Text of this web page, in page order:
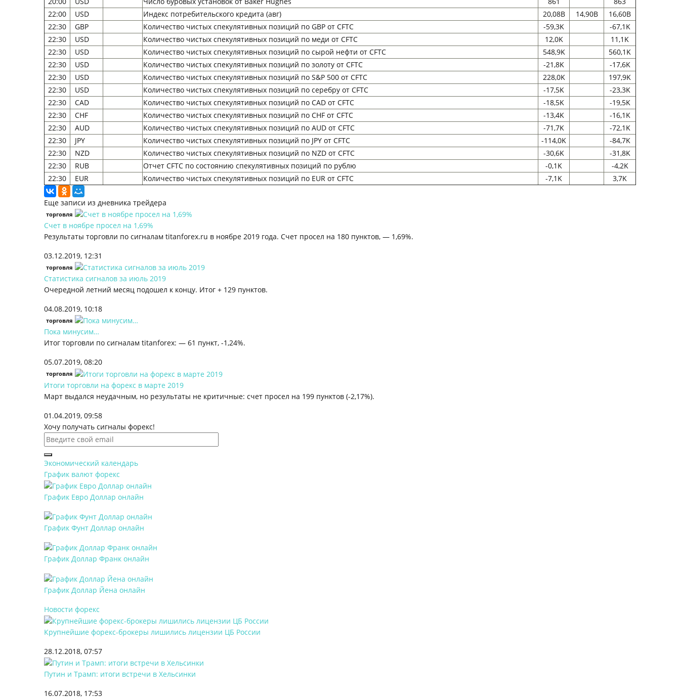
22:00
USD Индекс потребительского кредита (авг) 20,08B 14,90B
16,60B
22:30
GBP Количество чистых спекулятивных позиций по GBP от CFTC -59,3K
-67,1K
22:30
USD Количество чистых спекулятивных позиций по меди от CFTC 12,0K
11,1K
22:30
USD Количество чистых спекулятивных позиций по сырой нефти от CFTC 548,9K
560,1K
22:30
USD Количество чистых спекулятивных позиций по золоту от CFTC -21,8K
-17,6K
22:30
USD Количество чистых спекулятивных позиций по S&P 500 от CFTC 228,0K
197,9K
22:30
USD Количество чистых спекулятивных позиций по серебру от CFTC -17,5K
-23,3K
22:30
CAD Количество чистых спекулятивных позиций по CAD от CFTC -18,5K
-19,5K
22:30
CHF Количество чистых спекулятивных позиций по CHF от CFTC -13,4K
-16,1K
22:30
AUD Количество чистых спекулятивных позиций по AUD от CFTC -71,7K
-72,1K
22:30
JPY Количество чистых спекулятивных позиций по JPY от CFTC -114,0K
-84,7K
22:30
NZD Количество чистых спекулятивных позиций по NZD от CFTC -30,6K
-31,8K
22:30
RUB Отчет CFTC по состоянию спекулятивных позиций по рублю -0,1K
-4,2K
22:30
EUR Количество чистых спекулятивных позиций по EUR от CFTC -7,1K 3,7K
Еще записи из дневника трейдера
торговля
Счет в ноябре просел на 1,69%
Результаты торговли по сигналам titanforex.ru в ноябре 2019 года. Счет просел на 180 пунктов, — 1,69%.
03.12.2019, 12:31
торговля
Статистика сигналов за июль 2019
Очередной летний месяц подошел к концу. Итог + 129 пунктов.
04.08.2019, 10:18
торговля
Пока минусим…
Итог торговли по сигналам titanforex: — 61 пункт, -1,24%.
05.07.2019, 08:20
торговля
Итоги торговли на форекс в марте 2019
Март выдался неудачным, но результаты не критичные: счет просел на 199 пунктов (-2,17%).
01.04.2019, 09:58
Хочу получать сигналы форекс!
Экономический календарь
График валют форекс
График Евро Доллар онлайн
График Фунт Доллар онлайн
График Доллар Франк онлайн
График Доллар Йена онлайн
Новости форекс
Крупнейшие форекс-брокеры лишились лицензии ЦБ России
28.12.2018, 07:57
Путин и Трамп: итоги встречи в Хельсинки
16.07.2018, 17:53